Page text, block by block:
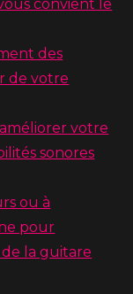
convient le
des
de votre
votre
sonores
ou à
pour
la guitare